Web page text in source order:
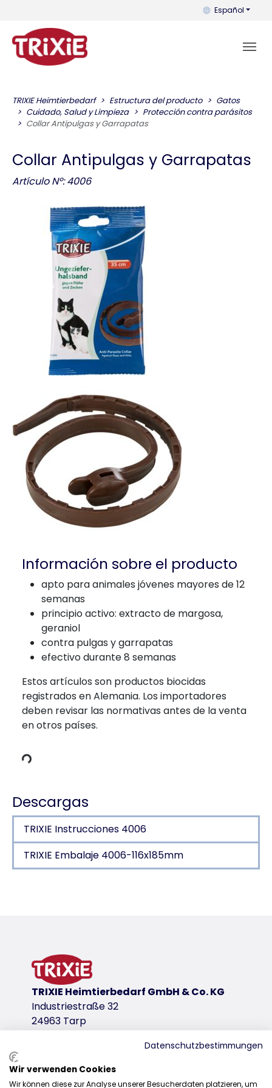
Puedes cambiar
Español
TRIXIE Heimtierbedarf Estructura del producto
Gatos
Cuidado, Salud y Limpieza
Protección contra parásitos
Collar Antipulgas y Garrapatas
Collar Antipulgas y Garrapatas
Artículo Nº: 4006
Información sobre el producto
apto para animales jóvenes mayores de 12
semanas
principio activo: extracto de margosa,
geraniol
contra pulgas y garrapatas
efectivo durante 8 semanas
Estos artículos son productos biocidas
registrados en Alemania. Los importadores
deben revisar las normativas antes de la venta
en otros países.
Descargas
TRIXIE Instrucciones 4006
TRIXIE Embalaje 4006-116x185mm
contra pulgas y garrapatas
efectivo durante 8 semanas
Estos artículos son productos biocidas registrados
variante de producto
variante de producto: número único de
Medidas
35 cm
TRIXIE Heimtierbedarf GmbH & Co. KG
Industriestraße 32
24963 Tarp
Distribución
Datenschutzbestimmungen
Wir verwenden Cookies
Wir können diese zur Analyse unserer Besucherdaten platzieren, um